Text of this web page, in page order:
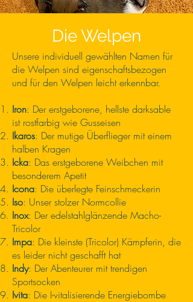
Die Welpen
Unsere individuell gewählten Namen für
die Welpen sind eigenschaftsbezogen
und für den Welpen leicht erkennbar.
Iron: Der erstgeborene, hellste darksable
ist rostfarbig wie Gusseisen
Ikaros: Der mutige Überflieger mit einem
halben Kragen
Icka: Das erstgeborene Weibchen mit
besonderem Apetit
Icona: Die überlegte Feinschmeckerin
Iso: Unser stolzer Normcollie
Inox: Der edelstahlglänzende Macho-
Tricolor
Impa: Die kleinste (Tricolor) Kämpferin, die
es leider nicht geschafft hat
Indy: Der Abenteurer mit trendigen
Sportsocken
Ivita: Die I-vitalisierende Energiebombe